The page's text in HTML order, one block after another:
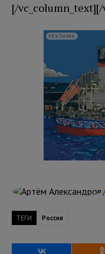
[/
РЕКЛАМА
ТЕГИ Россия